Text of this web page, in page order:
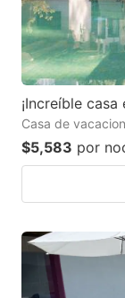
¡Increíble
Casa de
$5,583 por